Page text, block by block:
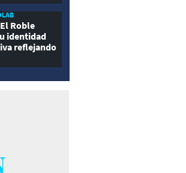
Roble
identidad
reflejando